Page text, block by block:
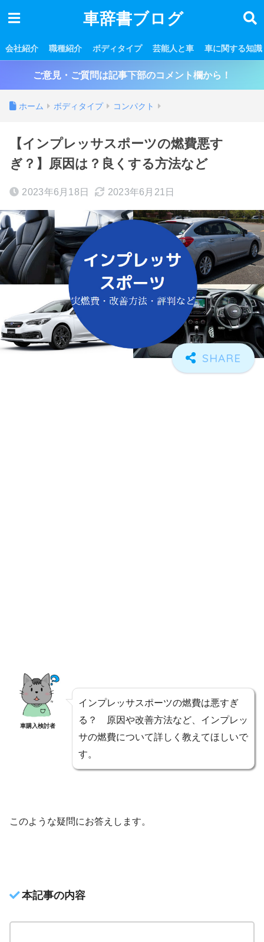
車辞書ブログ
会社紹介 職種紹介 ボディタイプ 芸能人と車 車に関する知識
ご意見・ご質問は記事下部のコメント欄から！
ホーム ボディタイプ コンパクト
【インプレッサスポーツの燃費悪す
ぎ？】原因は？良くする方法など
2023年6月18日 2023年6月21日
車購入検討者
インプレッサスポーツの燃費は悪すぎ
る？ 原因や改善方法など、インプレッ
サの燃費について詳しく教えてほしいで
す。
このような疑問にお答えします。
本記事の内容